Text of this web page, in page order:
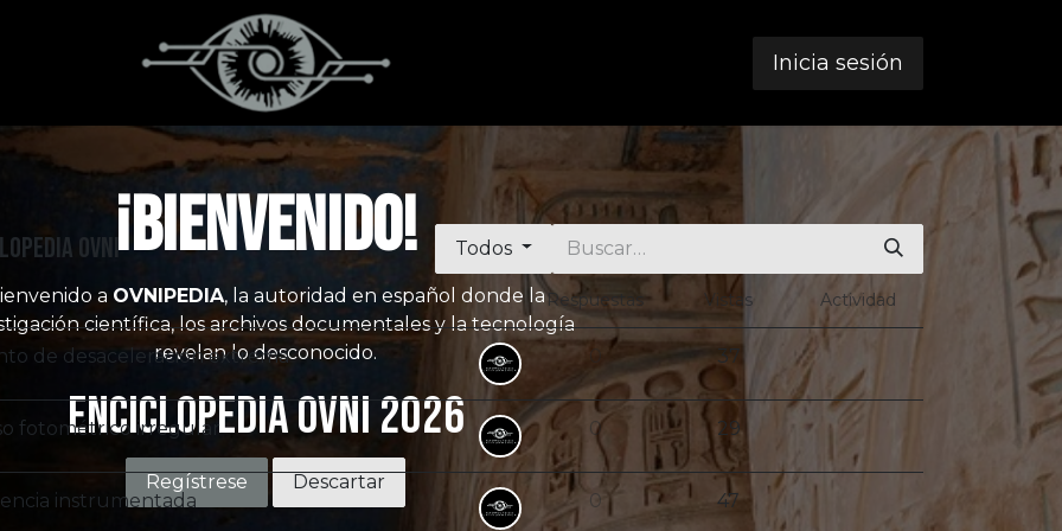
Inicia sesión
¡Bienvenido!
a OVNIPEDIA, la autoridad en español donde la
científica, los archivos documentales y la tecnología
revelan lo desconocido.
Enciclopedia OVNI 2026
Regístrese Descartar
OVNI Todos
Respuestas Vistas Actividad
de desaceleración extrema 37
fotométrico irregular 0 29
instrumentada 0 47